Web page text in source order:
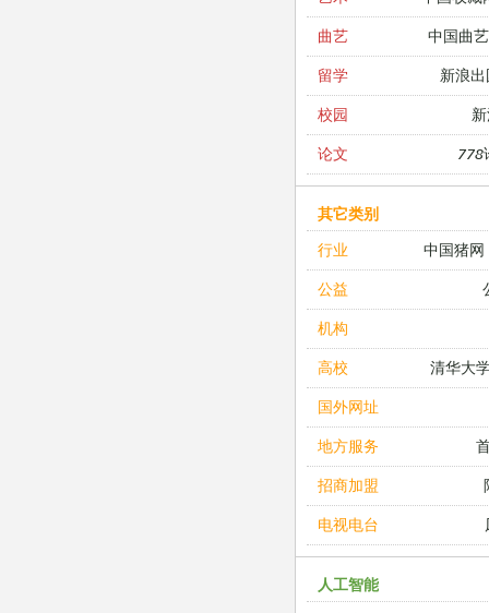
曲艺 中国曲
留学 新浪
校园
论文 778
其它类别
行业
中国猪网
公益
机构
高校 清华大
国外网址
地方服务
招商加盟
电视电台
人工智能